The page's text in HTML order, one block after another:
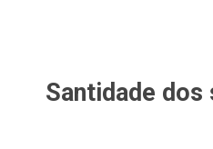
Santidade dos